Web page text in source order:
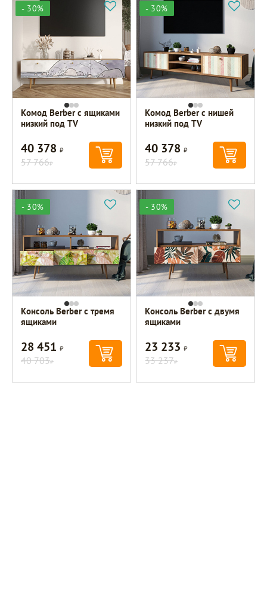
- 30%
Комод Berber с ящиками
низкий под TV
40 378Р
57 766Р
- 30%
Комод Berber с нишей
низкий под TV
40 378Р
57 766Р
- 30%
Консоль Berber с тремя
ящиками
28 451Р
40 703Р
- 30%
Консоль Berber с двумя
ящиками
23 233Р
33 237Р